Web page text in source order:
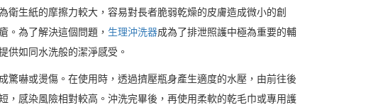
生紙的摩擦力較大，容易對長者脆弱乾燥的皮膚造成微小的創
。為了解決這個問題， 生理沖洗器成為了排泄照護中極為重要的輔
供如同水洗般的潔淨感受。
驚嚇或燙傷。在使用時，透過擠壓瓶身產生適度的水壓，由前往後
感染風險相對較高。沖洗完畢後，再使用柔軟的乾毛巾或專用護